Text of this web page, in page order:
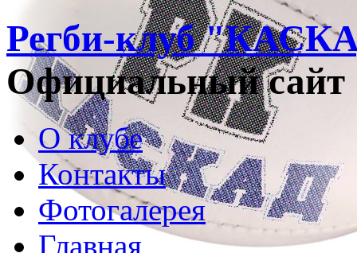
Регби-клуб
Официальный сайт
О клубе
Контакты
Фотогалерея
Главная